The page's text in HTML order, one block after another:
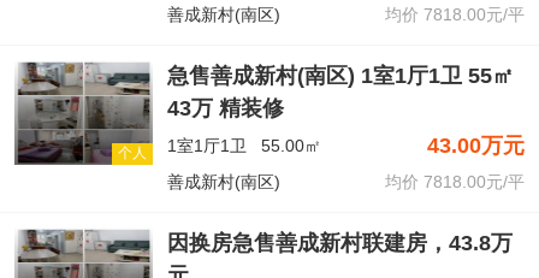
善成新村(南区) 均价 7818.00元/平
个人
急售善成新村(南区) 1室1厅1卫 55㎡
43万 精装修
1室1厅1卫 55.00㎡ 43.00万元
善成新村(南区) 均价 7818.00元/平
因换房急售善成新村联建房，43.8万